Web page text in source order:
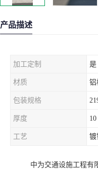
产品描述
加工定制 是
材质 铝
包装规格
厚度 10
工艺 镀
中为交通设施工程有